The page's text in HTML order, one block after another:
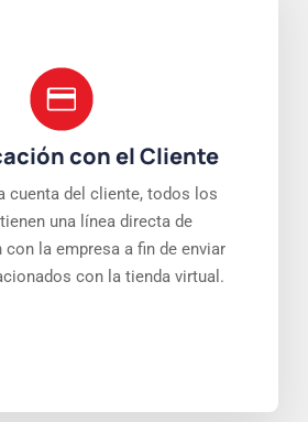
con el Cliente
cuenta del cliente, todos los
una línea directa de
la empresa a fin de enviar
con la tienda virtual.